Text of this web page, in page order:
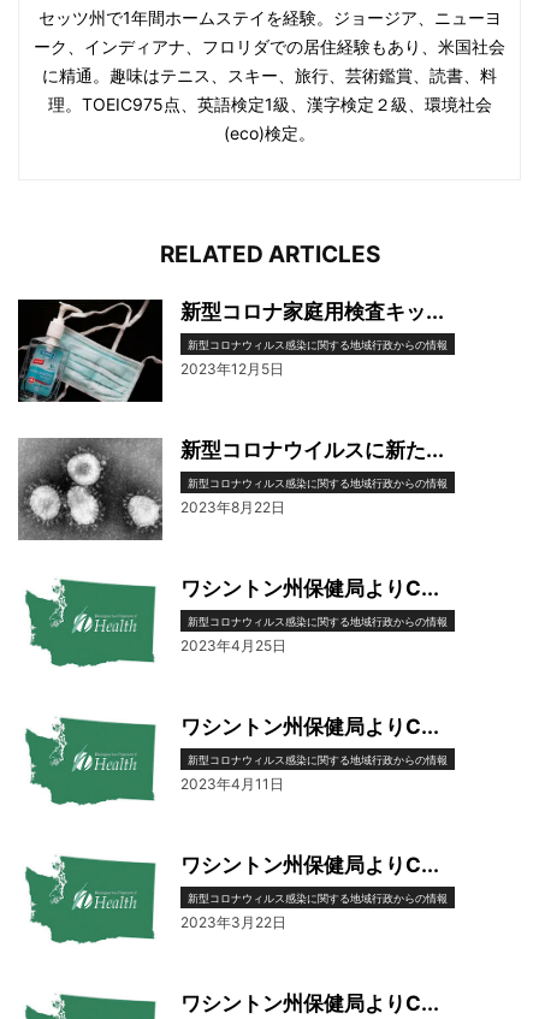
セッツ州で1年間ホームステイを経験。ジョージア、ニューヨ
ーク、インディアナ、フロリダでの居住経験もあり、米国社会
に精通。趣味はテニス、スキー、旅行、芸術鑑賞、読書、料
理。TOEIC975点、英語検定1級、漢字検定２級、環境社会
(eco)検定。
RELATED ARTICLES
新型コロナ家庭用検査キッ...
新型コロナウィルス感染に関する地域行政からの情報
2023年12月5日
新型コロナウイルスに新た...
新型コロナウィルス感染に関する地域行政からの情報
2023年8月22日
ワシントン州保健局よりC...
新型コロナウィルス感染に関する地域行政からの情報
2023年4月25日
ワシントン州保健局よりC...
新型コロナウィルス感染に関する地域行政からの情報
2023年4月11日
ワシントン州保健局よりC...
新型コロナウィルス感染に関する地域行政からの情報
2023年3月22日
ワシントン州保健局よりC...